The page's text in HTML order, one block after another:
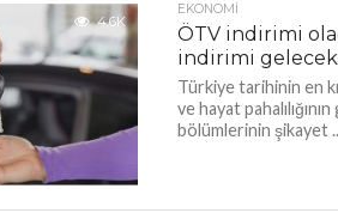
4.6K
EKONOMI
ÖTV indirimi
indirimi
Türkiye tarihinin en
ve hayat
bölümlerinin şikayet